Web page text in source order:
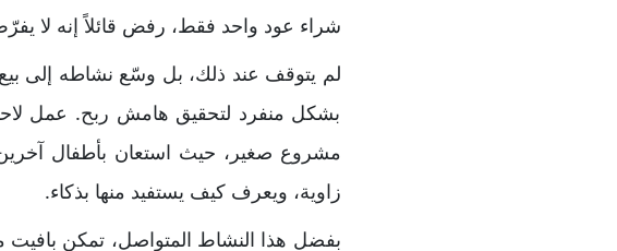
شراء عود واحد فقط، رفض قائلاً إنه لا
بشكل منفرد لتحقيق هامش ربح. عمل
مشروع صغير، حيث استعان بأطفال
زاوية، ويعرف كيف يستفيد منها بذكاء.